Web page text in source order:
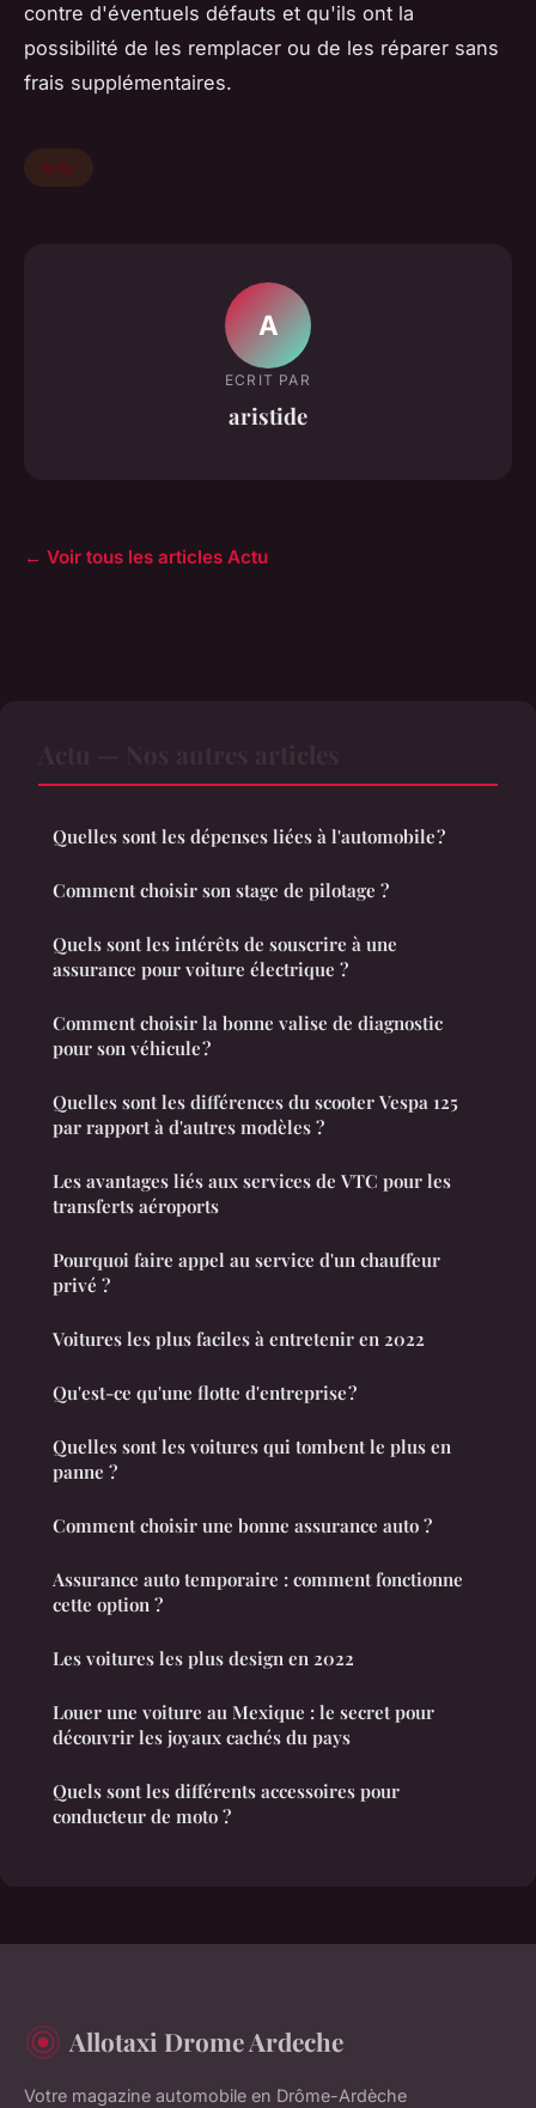
contre d'éventuels défauts et qu'ils ont la
possibilité de les remplacer ou de les réparer sans
frais supplémentaires.
Actu
A
ECRIT PAR
aristide
← Voir tous les articles Actu
Quelles sont les dépenses liées à l'automobile ?
Comment choisir son stage de pilotage ?
Quels sont les intérêts de souscrire à une
assurance pour voiture électrique ?
Comment choisir la bonne valise de diagnostic
pour son véhicule ?
Quelles sont les différences du scooter Vespa 125
par rapport à d'autres modèles ?
Les avantages liés aux services de VTC pour les
transferts aéroports
Pourquoi faire appel au service d'un chauffeur
privé ?
Voitures les plus faciles à entretenir en 2022
Qu'est-ce qu'une flotte d'entreprise ?
Quelles sont les voitures qui tombent le plus en
panne ?
Comment choisir une bonne assurance auto ?
Assurance auto temporaire : comment fonctionne
cette option ?
Les voitures les plus design en 2022
Louer une voiture au Mexique : le secret pour
découvrir les joyaux cachés du pays
Quels sont les différents accessoires pour
conducteur de moto ?
Allotaxi Drome Ardeche
Votre magazine automobile en Drôme-Ardèche